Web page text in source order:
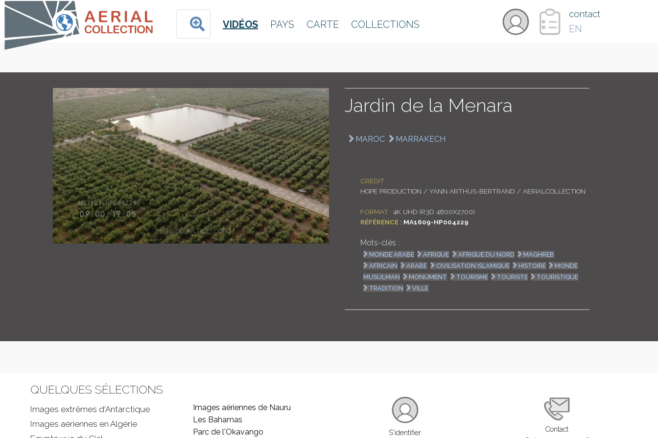
VIDÉOS PAYS CARTE COLLECTIONS
contact
EN
Jardin de la Menara
MAROC MARRAKECH
CRÉDIT :
HOPE PRODUCTION / YANN ARTHUS-BERTRAND / AERIALCOLLECTION
FORMAT : 4K UHD (R3D 4800X2700)
RÉFÉRENCE : MA1609-HP004229
Mots-clés :
MONDE ARABE AFRIQUE AFRIQUE DU NORD
MAGHREB
AFRICAIN
ARABE CIVILISATION ISLAMIQUE HISTOIRE
MONDE
MUSULMAN
MONUMENT TOURISME TOURISTE
TOURISTIQUE
TRADITION
VILLE
QUELQUES SÉLECTIONS
Images extrêmes d'Antarctique
Images aériennes en Algérie
Images aériennes de Nauru
Les Bahamas
Parc de l'Okavango
S'identifier
Contact